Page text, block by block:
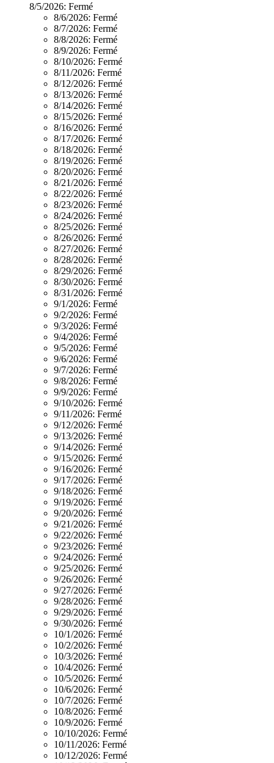
8/5/2026: Fermé
8/6/2026: Fermé
8/7/2026: Fermé
8/8/2026: Fermé
8/9/2026: Fermé
8/10/2026: Fermé
8/11/2026: Fermé
8/12/2026: Fermé
8/13/2026: Fermé
8/14/2026: Fermé
8/15/2026: Fermé
8/16/2026: Fermé
8/17/2026: Fermé
8/18/2026: Fermé
8/19/2026: Fermé
8/20/2026: Fermé
8/21/2026: Fermé
8/22/2026: Fermé
8/23/2026: Fermé
8/24/2026: Fermé
8/25/2026: Fermé
8/26/2026: Fermé
8/27/2026: Fermé
8/28/2026: Fermé
8/29/2026: Fermé
8/30/2026: Fermé
8/31/2026: Fermé
9/1/2026: Fermé
9/2/2026: Fermé
9/3/2026: Fermé
9/4/2026: Fermé
9/5/2026: Fermé
9/6/2026: Fermé
9/7/2026: Fermé
9/8/2026: Fermé
9/9/2026: Fermé
9/10/2026: Fermé
9/11/2026: Fermé
9/12/2026: Fermé
9/13/2026: Fermé
9/14/2026: Fermé
9/15/2026: Fermé
9/16/2026: Fermé
9/17/2026: Fermé
9/18/2026: Fermé
9/19/2026: Fermé
9/20/2026: Fermé
9/21/2026: Fermé
9/22/2026: Fermé
9/23/2026: Fermé
9/24/2026: Fermé
9/25/2026: Fermé
9/26/2026: Fermé
9/27/2026: Fermé
9/28/2026: Fermé
9/29/2026: Fermé
9/30/2026: Fermé
10/1/2026: Fermé
10/2/2026: Fermé
10/3/2026: Fermé
10/4/2026: Fermé
10/5/2026: Fermé
10/6/2026: Fermé
10/7/2026: Fermé
10/8/2026: Fermé
10/9/2026: Fermé
10/10/2026: Fermé
10/11/2026: Fermé
10/12/2026: Fermé